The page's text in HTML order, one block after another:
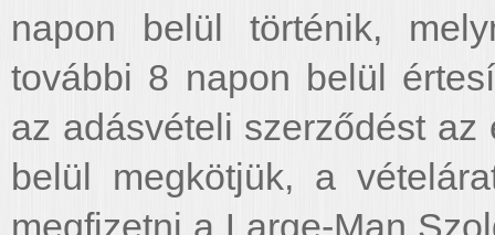
napon belül történik,
további 8 napon belül
az adásvételi szerződést
belül megkötjük, a
megfizetni a Large-Man